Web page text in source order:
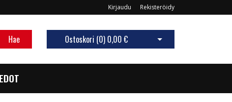
Kirjaudu Rekisteröidy
Hae Ostoskori (0) 0,00 € Avaa ostoskori